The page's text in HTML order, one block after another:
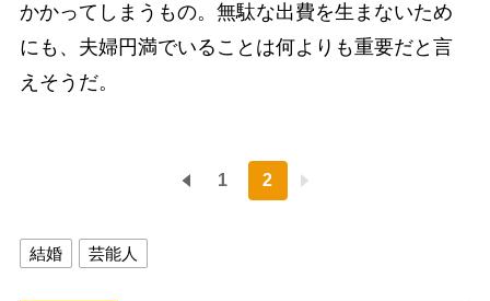
かかってしまうもの。無駄な出費を生まないため
にも、夫婦円満でいることは何よりも重要だと言
えそうだ。
1 2
結婚 芸能人